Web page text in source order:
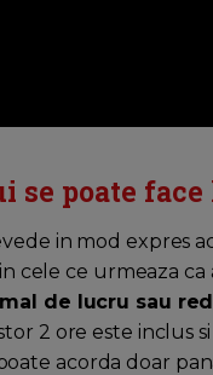
se poate
in mod expres
cele ce urmeaza ca
de lucru sau
2 ore este inclus
acorda doar